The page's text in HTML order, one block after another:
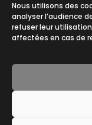
Nous utilisons des
analyser l’audience
refuser leur
affectées en cas de
Accueil|Plan
Confidentialité